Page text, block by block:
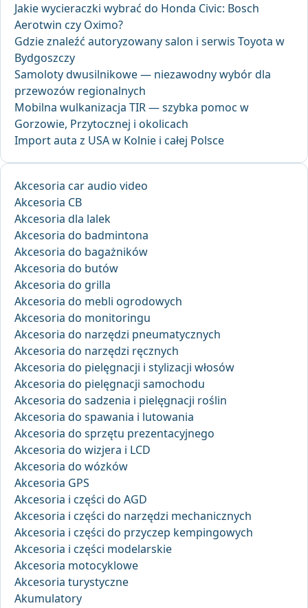
Jakie wycieraczki wybrać do Honda Civic: Bosch
Aerotwin czy Oximo?
Gdzie znaleźć autoryzowany salon i serwis Toyota w
Bydgoszczy
Samoloty dwusilnikowe — niezawodny wybór dla
przewozów regionalnych
Mobilna wulkanizacja TIR — szybka pomoc w
Gorzowie, Przytocznej i okolicach
Import auta z USA w Kolnie i całej Polsce
Akcesoria car audio video
Akcesoria CB
Akcesoria dla lalek
Akcesoria do badmintona
Akcesoria do bagażników
Akcesoria do butów
Akcesoria do grilla
Akcesoria do mebli ogrodowych
Akcesoria do monitoringu
Akcesoria do narzędzi pneumatycznych
Akcesoria do narzędzi ręcznych
Akcesoria do pielęgnacji i stylizacji włosów
Akcesoria do pielęgnacji samochodu
Akcesoria do sadzenia i pielęgnacji roślin
Akcesoria do spawania i lutowania
Akcesoria do sprzętu prezentacyjnego
Akcesoria do wizjera i LCD
Akcesoria do wózków
Akcesoria GPS
Akcesoria i części do AGD
Akcesoria i części do narzędzi mechanicznych
Akcesoria i części do przyczep kempingowych
Akcesoria i części modelarskie
Akcesoria motocyklowe
Akcesoria turystyczne
Akumulatory